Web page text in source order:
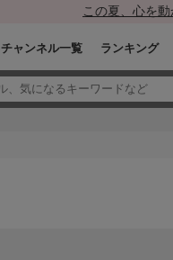
この夏、心を
チャンネル一覧 ランキング